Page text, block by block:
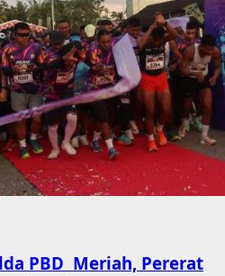
PBD Meriah, Pererat